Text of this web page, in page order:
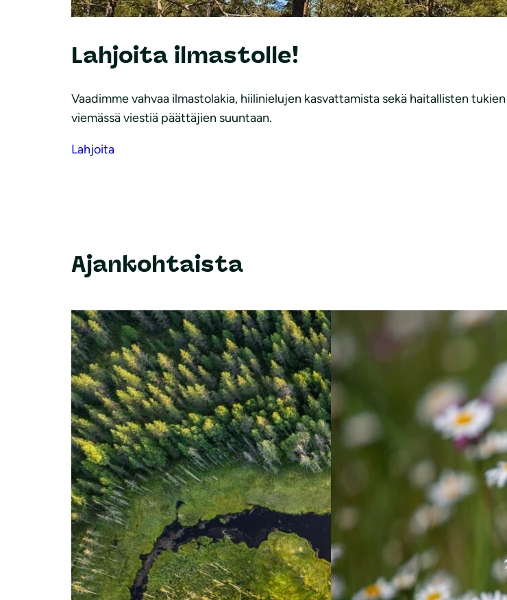
Lahjoita ilmastolle!
Vaadimme vahvaa ilmastolakia, hiilinielujen kasvattamista sekä haitallisten
viemässä viestiä päättäjien suuntaan.
Lahjoita
Ajankohtaista